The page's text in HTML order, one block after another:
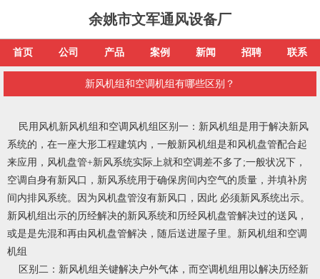
余姚市文军通风设备厂
首页 公司 产品 案例 新闻 招聘 联系
新风机组和空调机组有哪些区别？
民用风机新风机组和空调风机组区别一：新风机组是用于解决新风
系统的，在一座大形工程建筑内，一般新风机组是和风机盘管配合起
来应用，风机盘管+新风系统实际上就和空调差不多了;一般状况下，
空调自身有新风口，新风系统用于确保房间内空气的质量，并填补房
间内排风系统。因为风机盘管沒有新风口，因此 必须新风系统出示。
新风机组出示的历经解决的新风系统和历经风机盘管解决过的送风，
或是是先混和再由风机盘管解决，随后送进屋子里。新风机组和空调
机组
区别二：新风机组关键解决户外气体，而空调机组用以解决历经新